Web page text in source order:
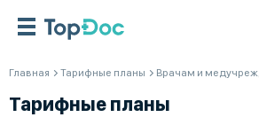
Главная Тарифные планы Врачам и
Тарифные планы